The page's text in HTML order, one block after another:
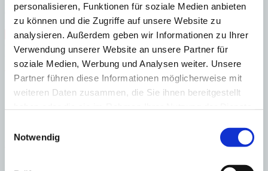
personalisieren, Funktionen für soziale Medien anbieten
zu können und die Zugriffe auf unsere Website zu
analysieren. Außerdem geben wir Informationen zu Ihrer
Verwendung unserer Website an unsere Partner für
soziale Medien, Werbung und Analysen weiter. Unsere
Partner führen diese Informationen möglicherweise mit
weiteren Daten zusammen, die Sie ihnen bereitgestellt
Notwendig
19.000.000
Ref:26737
Immobilie anzeigen
Grundstück
Bebaute Fläche
Grundstück 7.804 m² Bebaute Fläche
2.263 m²
Cala Marmacén – Luxusvilla mit direktem Meerzugang